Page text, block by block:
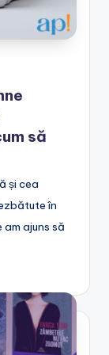
să
și cea
în
ajuns să